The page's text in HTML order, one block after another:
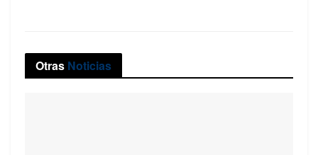
Otras Noticias